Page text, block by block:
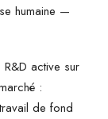
humaine —
active sur
:
de fond